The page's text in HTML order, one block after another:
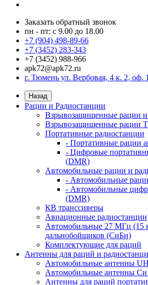
Заказать обратный звонок
пн - пт: с 9.00 до 18.00
+7 (904) 498-89-66
+7 (3452) 283-343
+7 (3452) 988-966
apk72@apk72.ru
г. Тюмень ул. Вербовая, 4 к. 2, оф.
Назад
Рации и Радиостанции
Взрывозащищенные рации и
Взрывозащищенные рации
Портативные радиостанции
- Портативные рации
- Цифровые
(DMR)
Автомобильные рации и
- Автомобильные
- Автомобильные
(DMR)
КВ транссиверы
Авиационные радиостанции
Автомобильные 27 МГц (15
дальнобойщиков (СиБи)
Комплектующие для раций
Антенны для раций и
Автомобильные антенны
Автомобильные антенны
Антенны для раций